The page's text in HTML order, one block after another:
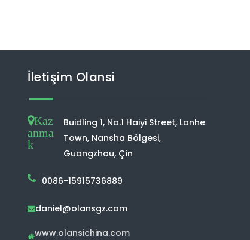
İletişim Olansi
Kaz
anma
k
Buidling 1, No.1 Haiyi Street, Lanhe
Town, Nansha Bölgesi,
Guangzhou, Çin
0086-15915736889
daniel@olansgz.com
www.olansichina.com